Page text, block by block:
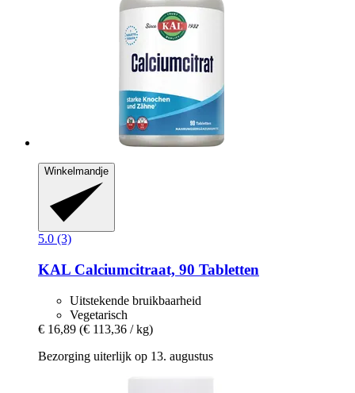
Winkelmandje
5.0 (3)
KAL Calciumcitraat, 90 Tabletten
Uitstekende bruikbaarheid
Vegetarisch
€ 16,89 (€ 113,36 / kg)
Bezorging uiterlijk op 13. augustus